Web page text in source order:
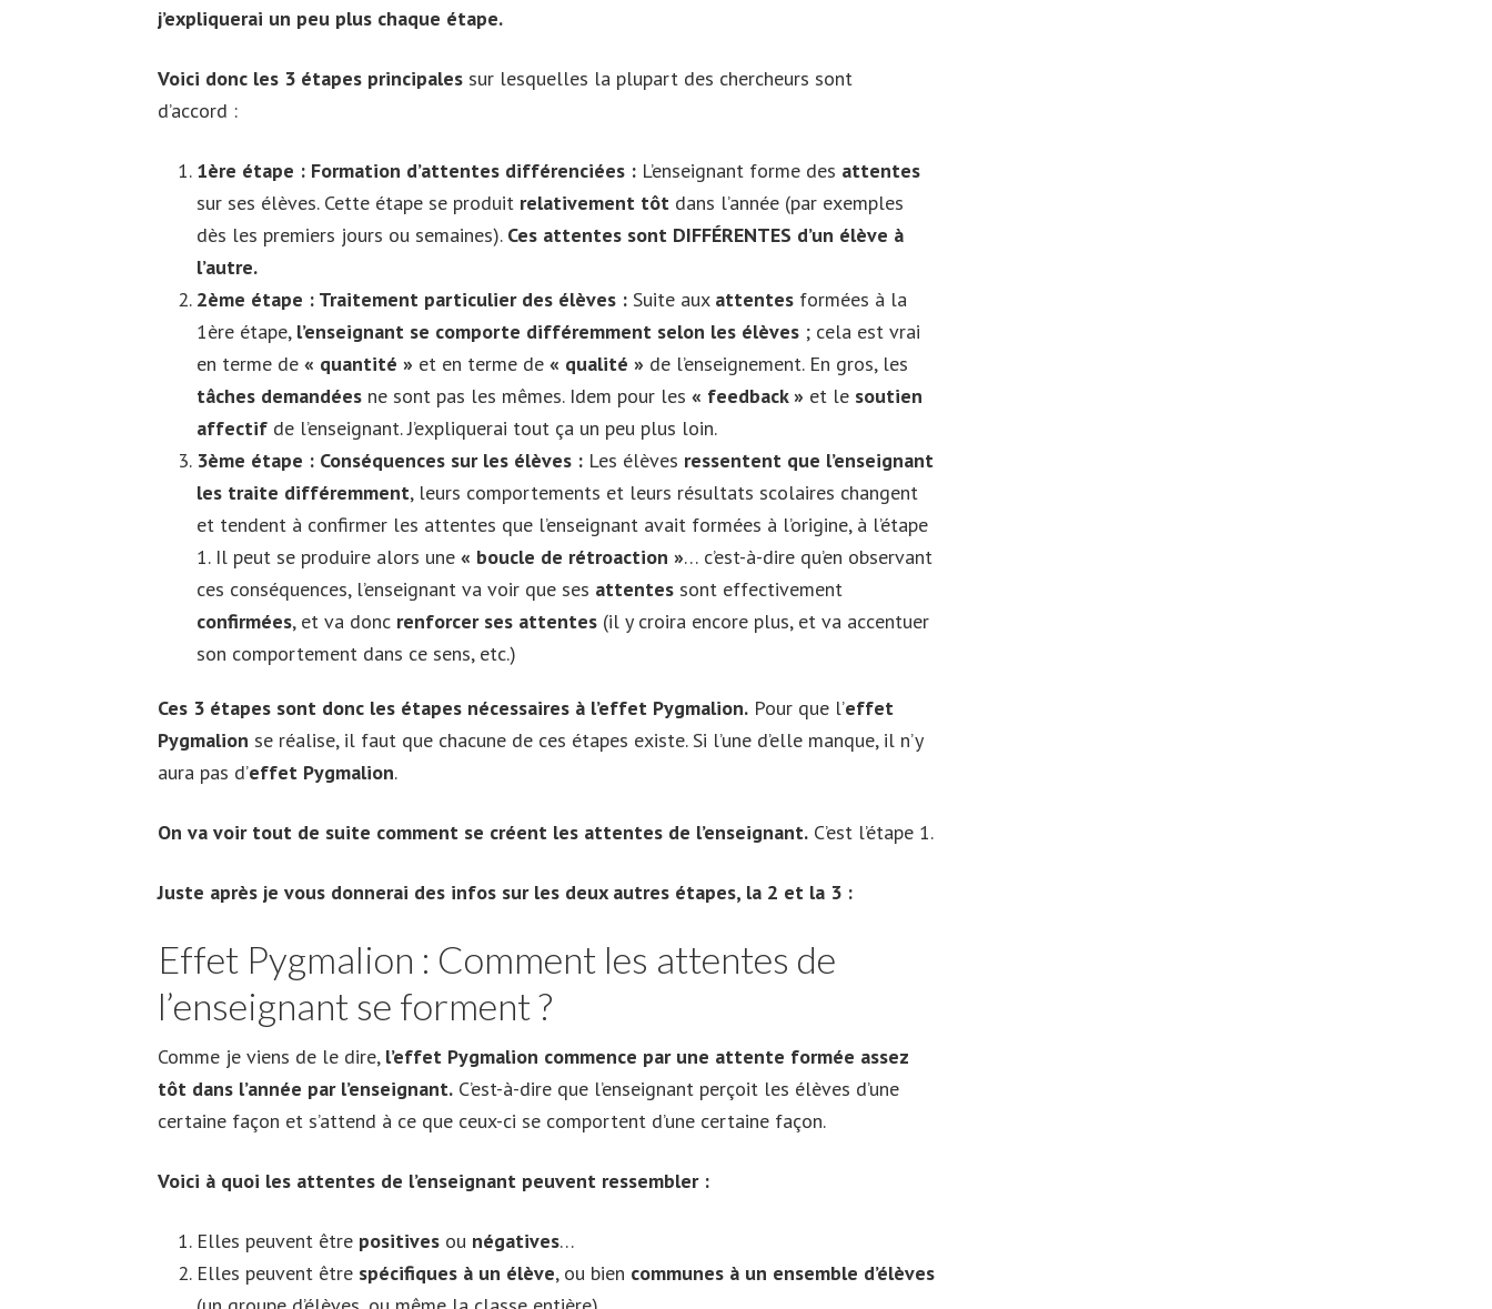
j’expliquerai un peu plus chaque étape.
Voici donc les 3 étapes principales sur lesquelles la plupart des chercheurs sont
d’accord :
1ère étape : Formation d’attentes différenciées : L’enseignant forme des attentes
sur ses élèves. Cette étape se produit relativement tôt dans l’année (par exemples
dès les premiers jours ou semaines). Ces attentes sont DIFFÉRENTES d’un élève à
l’autre.
2ème étape : Traitement particulier des élèves : Suite aux attentes formées à la
1ère étape, l’enseignant se comporte différemment selon les élèves ; cela est vrai
en terme de « quantité » et en terme de « qualité » de l’enseignement. En gros, les
tâches demandées ne sont pas les mêmes. Idem pour les « feedback » et le soutien
affectif de l’enseignant. J’expliquerai tout ça un peu plus loin.
3ème étape : Conséquences sur les élèves : Les élèves ressentent que l’enseignant
les traite différemment, leurs comportements et leurs résultats scolaires changent
et tendent à confirmer les attentes que l’enseignant avait formées à l’origine, à l’étape
1. Il peut se produire alors une « boucle de rétroaction »… c’est-à-dire qu’en observant
ces conséquences, l’enseignant va voir que ses attentes sont effectivement
confirmées, et va donc renforcer ses attentes (il y croira encore plus, et va accentuer
son comportement dans ce sens, etc.)
Ces 3 étapes sont donc les étapes nécessaires à l’effet Pygmalion. Pour que l’effet
Pygmalion se réalise, il faut que chacune de ces étapes existe. Si l’une d’elle manque, il n’y
aura pas d’effet Pygmalion.
On va voir tout de suite comment se créent les attentes de l’enseignant. C’est l’étape 1.
Juste après je vous donnerai des infos sur les deux autres étapes, la 2 et la 3 :
Effet Pygmalion : Comment les attentes de
l’enseignant se forment ?
Comme je viens de le dire, l’effet Pygmalion commence par une attente formée assez
tôt dans l’année par l’enseignant. C’est-à-dire que l’enseignant perçoit les élèves d’une
certaine façon et s’attend à ce que ceux-ci se comportent d’une certaine façon.
Voici à quoi les attentes de l’enseignant peuvent ressembler :
Elles peuvent être positives ou négatives…
Elles peuvent être spécifiques à un élève, ou bien communes à un ensemble d’élèves